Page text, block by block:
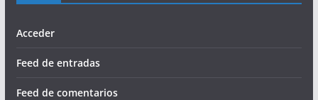
Acceder
Feed de entradas
Feed de comentarios